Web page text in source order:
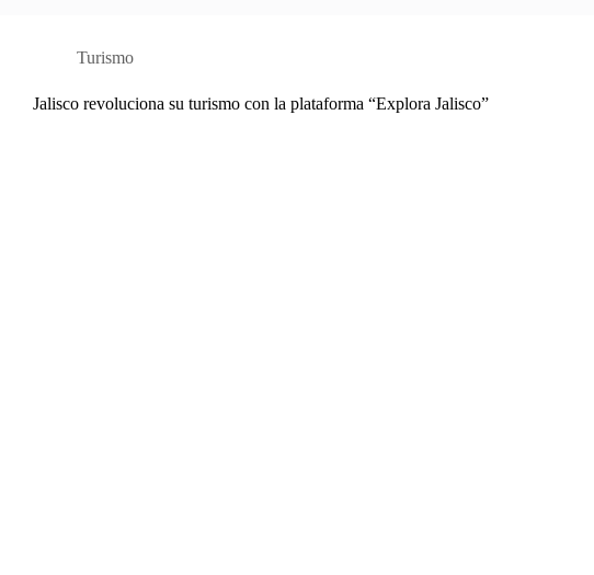
Turismo
Jalisco revoluciona su turismo con la plataforma “Explora Jalisco”